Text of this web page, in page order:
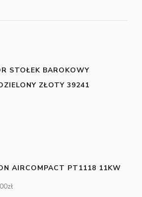
STOŁEK BAROKOWY
ZŁOTY 39241
AIRCOMPACT PT1118 11KW
zł